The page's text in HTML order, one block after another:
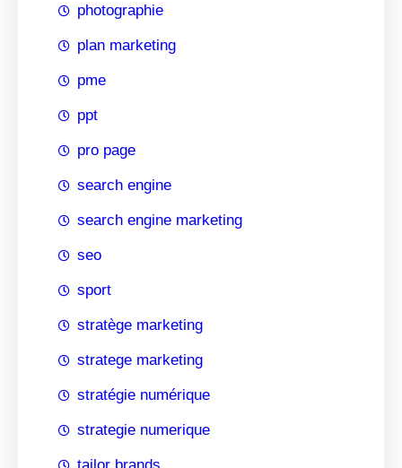
photographie
plan marketing
pme
ppt
pro page
search engine
search engine marketing
seo
sport
stratège marketing
stratege marketing
stratégie numérique
strategie numerique